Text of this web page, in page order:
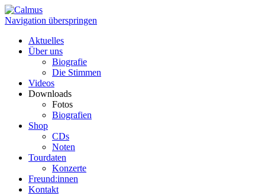
Navigation überspringen
Aktuelles
Über uns
Biografie
Die Stimmen
Videos
Downloads
Fotos
Biografien
Shop
CDs
Noten
Tourdaten
Konzerte
Freund:innen
Kontakt